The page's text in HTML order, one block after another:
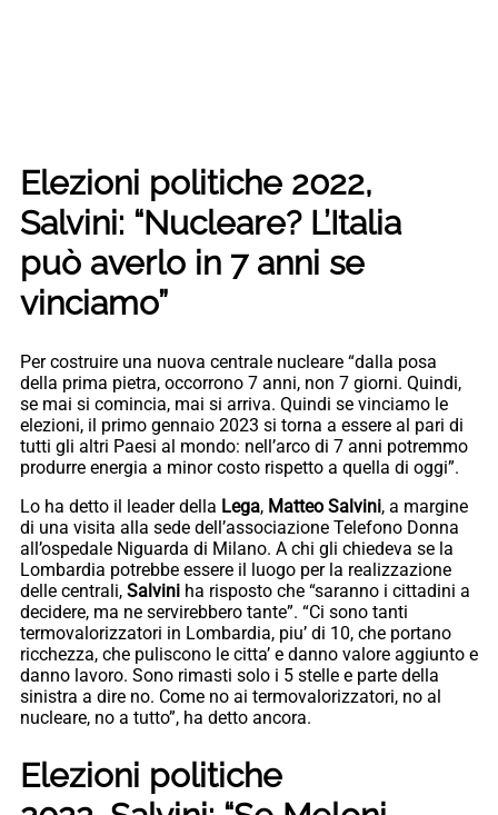
Elezioni politiche 2022,
Salvini: “Nucleare? L’Italia
può averlo in 7 anni se
vinciamo”
Per costruire una nuova centrale nucleare “dalla posa
della prima pietra, occorrono 7 anni, non 7 giorni. Quindi,
se mai si comincia, mai si arriva. Quindi se vinciamo le
elezioni, il primo gennaio 2023 si torna a essere al pari di
tutti gli altri Paesi al mondo: nell’arco di 7 anni potremmo
produrre energia a minor costo rispetto a quella di oggi”.
Lo ha detto il leader della Lega, Matteo Salvini, a margine
di una visita alla sede dell’associazione Telefono Donna
all’ospedale Niguarda di Milano. A chi gli chiedeva se la
Lombardia potrebbe essere il luogo per la realizzazione
delle centrali, Salvini ha risposto che “saranno i cittadini a
decidere, ma ne servirebbero tante”. “Ci sono tanti
termovalorizzatori in Lombardia, piu’ di 10, che portano
ricchezza, che puliscono le citta’ e danno valore aggiunto e
danno lavoro. Sono rimasti solo i 5 stelle e parte della
sinistra a dire no. Come no ai termovalorizzatori, no al
nucleare, no a tutto”, ha detto ancora.
Elezioni politiche